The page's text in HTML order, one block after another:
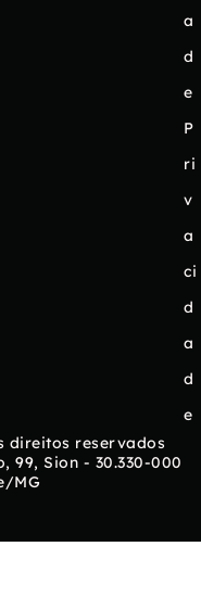
a
d
e
P
ri
v
a
ci
d
a
d
e
direitos reservados
99, Sion - 30.330-000
MG